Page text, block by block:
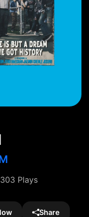
303 Plays
Share